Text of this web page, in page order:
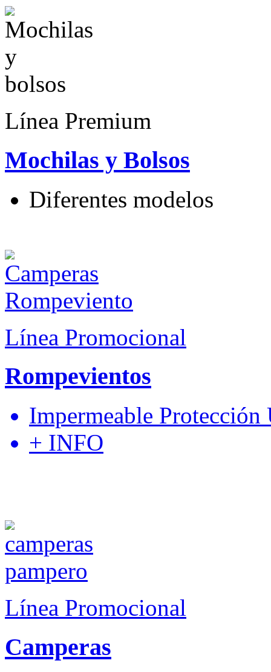
Línea Premium
Mochilas y Bolsos
Diferentes modelos
Línea Promocional
Rompevientos
Impermeable Protección
+ INFO
Línea Promocional
Camperas